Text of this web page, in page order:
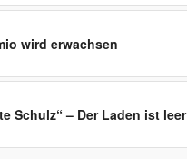
wird erwachsen
Schulz“ – Der Laden ist leer